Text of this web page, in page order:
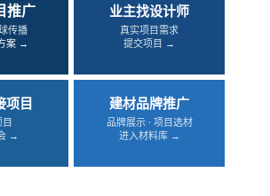
推广
传播
案 →
业主找设计师
真实项目需求
提交项目 →
项目
→
建材品牌推广
品牌展示 · 项目选材
进入材料库 →